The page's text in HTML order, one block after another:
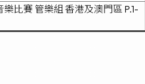
比賽 管樂組 香港及澳門區 P.1-